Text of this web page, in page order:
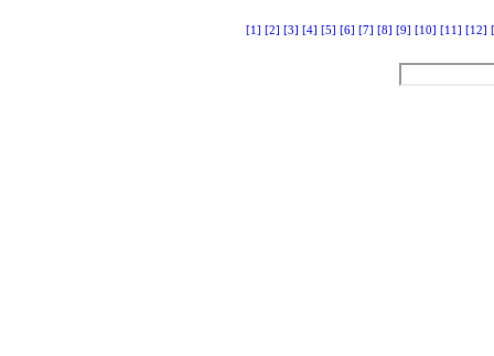
[1] [2] [3] [4] [5] [6] [7] [8] [9] [10] [11] [12]